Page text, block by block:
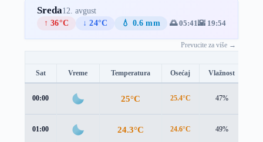
Sreda12. avgust
↑ 36°C
↓ 24°C 💧 0.6 mm 🌅 05:41🌇 19:54
Prevucite za više →
Sat Vreme Temperatura Osećaj Vlažnost
00:00 25°C 25.4°C 47%
01:00 24.3°C 24.6°C 49%